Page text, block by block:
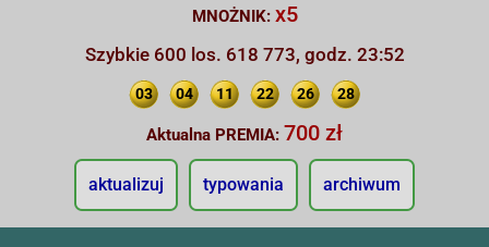
MNOŻNIK: x5
Szybkie 600 los. 618 773, godz. 23:52
03 04 11 22 26 28
Aktualna PREMIA: 700 zł
aktualizuj typowania archiwum